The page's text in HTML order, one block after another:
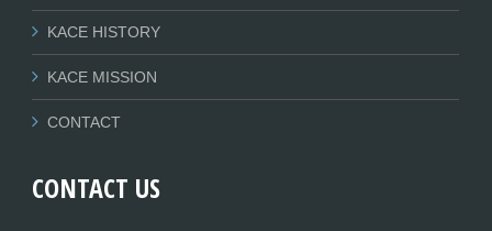
KACE HISTORY
KACE MISSION
CONTACT
CONTACT US